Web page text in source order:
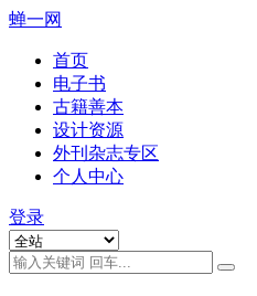
蝉一网
首页
电子书
古籍善本
设计资源
外刊杂志专区
个人中心
登录